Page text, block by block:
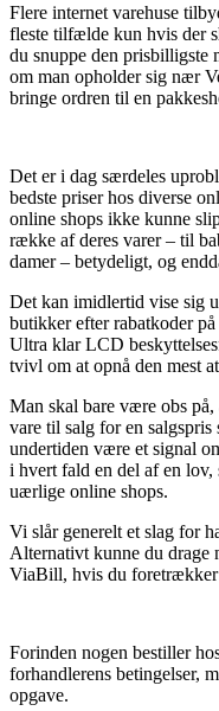
Flere internet varehuse
fleste tilfælde kun hvis der
du snuppe den prisbilligste
om man opholder sig nær
bringe ordren til en
Det er i dag særdeles
bedste priser hos diverse
online shops ikke kunne
række af deres varer – til
damer – betydeligt, og
Det kan imidlertid vise sig
butikker efter rabatkoder
Ultra klar LCD
tvivl om at opnå den mest
Man skal bare være obs
vare til salg for en salgspris
undertiden være et signal
i hvert fald en del af en
uærlige online shops.
Vi slår generelt et slag for
Alternativt kunne du drage
ViaBill, hvis du foretrækker
Forinden nogen bestiller
forhandlerens betingelser,
opgave.